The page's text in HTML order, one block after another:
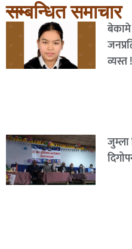
सम्बन्धित समाचार
बेकामे
व्यस्त !
जुम्ला